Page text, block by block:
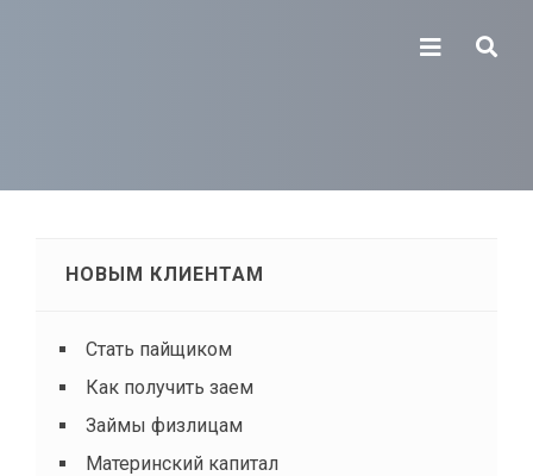
НОВЫМ КЛИЕНТАМ
Стать пайщиком
Как получить заем
Займы физлицам
Материнский капитал